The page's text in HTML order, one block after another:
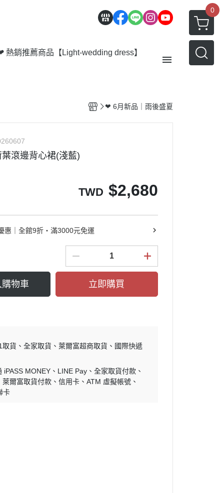
0
熱銷推薦商品 【Light-wedding dress】
【Outer】
會員優惠 | 積點規則
❤ 6月新品｜雨後盛夏
滾邊背心裙(淺藍)
TWD $2,680
惠｜全館9折・滿3000元免運
物車 立即購買
取貨 全家取貨 萊爾富超商取貨 國際快遞
iPASS MONEY LINE Pay
全家取貨付款
萊爾富取貨付款
信用卡
ATM 虛擬帳號
卡